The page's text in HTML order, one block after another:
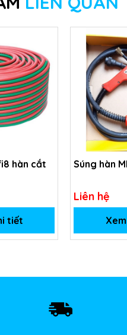
hàn cắt
tiết
Súng hàn
Liên hệ